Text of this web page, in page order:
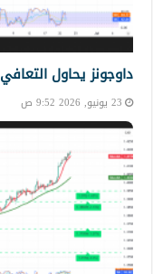
داوجونز يحاول التعافي 23-6-2026
23 يونيو, 2026 9:52 ص